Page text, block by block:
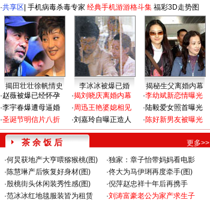
·共享区 手机病毒杀毒专家 经典手机游游格斗集 福彩3D走势图
揭田壮壮徐帆情史 李冰冰被爆已婚
揭秘生父离婚内幕
·赵薇被爆已经怀孕
·李宇春爆遭母逼婚
·圣诞节明信片八折
·揭刘晓庆离婚内幕
·周迅王艳婆媳相见
·刘嘉玲自曝正造人
·李幼斌新恋情曝光
·陆毅爱女照首曝光
·陈好新男友被曝光
茶 余 饭 后
更多>>
·何炅获地产大亨喂猕猴桃(图) ·独家：章子怡带妈妈看电影
·陈慧琳产后恢复好身材(图) ·佟大为马伊琍再度牵手(图)
·殷桃街头休闲装秀性感(图) ·倪萍赵忠祥十年后再携手
·范冰冰红地毯服装皆为租赁 ·刘涛富豪老公为家产求生子